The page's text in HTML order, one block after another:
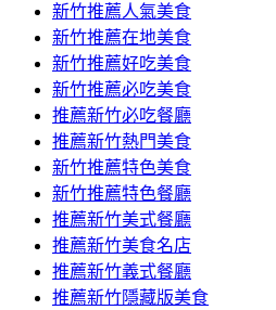
新竹推薦人氣美食
新竹推薦在地美食
新竹推薦好吃美食
新竹推薦必吃美食
推薦新竹必吃餐廳
推薦新竹熱門美食
新竹推薦特色美食
新竹推薦特色餐廳
推薦新竹美式餐廳
推薦新竹美食名店
推薦新竹義式餐廳
推薦新竹隱藏版美食